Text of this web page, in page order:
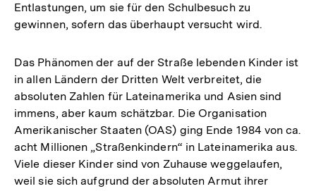
Entlastungen, um sie für den Schulbesuch zu
gewinnen, sofern das überhaupt versucht wird.
Das Phänomen der auf der Straße lebenden Kinder ist
in allen Ländern der Dritten Welt verbreitet, die
absoluten Zahlen für Lateinamerika und Asien sind
immens, aber kaum schätzbar. Die Organisation
Amerikanischer Staaten (OAS) ging Ende 1984 von ca.
acht Millionen „Straßenkindern“ in Lateinamerika aus.
Viele dieser Kinder sind von Zuhause weggelaufen,
weil sie sich aufgrund der absoluten Armut ihrer